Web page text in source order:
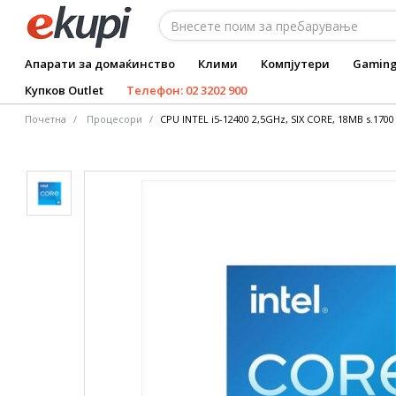
Апарати за домаќинство Клими Компјутери
Купков Outlet
Телефон: 02 3202 900
Почетна Процесори CPU INTEL i5-12400 2,5GHz, SIX CORE, 18MB